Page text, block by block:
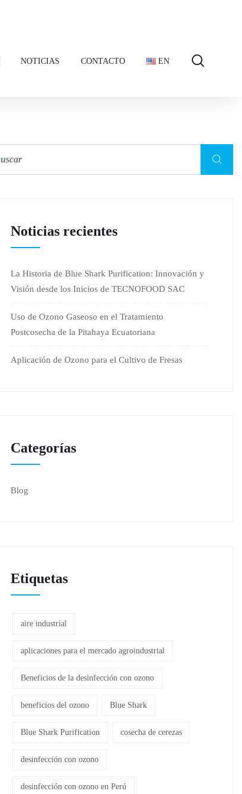
NOTICIAS CONTACTO EN
Noticias recientes
La Historia de Blue Shark Purification: Innovación y
Visión desde los Inicios de TECNOFOOD SAC
Uso de Ozono Gaseoso en el Tratamiento
Postcosecha de la Pitahaya Ecuatoriana
Aplicación de Ozono para el Cultivo de Fresas
Categorías
Blog
Etiquetas
aire industrial
aplicaciones para el mercado agroindustrial
Beneficios de la desinfección con ozono
beneficios del ozono Blue Shark
Blue Shark Purification cosecha de cerezas
desinfección con ozono
desinfección con ozono en Perú